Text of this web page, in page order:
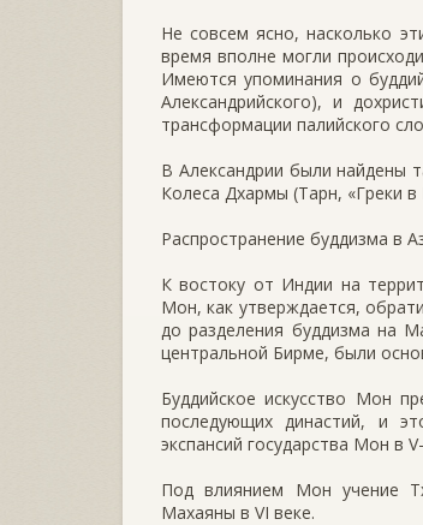
Не совсем ясно, насколько
время вполне могли
Имеются упоминания о
Александрийского), и
трансформации палийского
В Александрии были найдены
Колеса Дхармы (Тарн, «Греки
Распространение буддизма в
К востоку от Индии на
Мон, как утверждается,
до разделения буддизма на
центральной Бирме, были
Буддийское искусство Мон
последующих династий, и
экспансий государства Мон в
Под влиянием Мон учение
Махаяны в VI веке.